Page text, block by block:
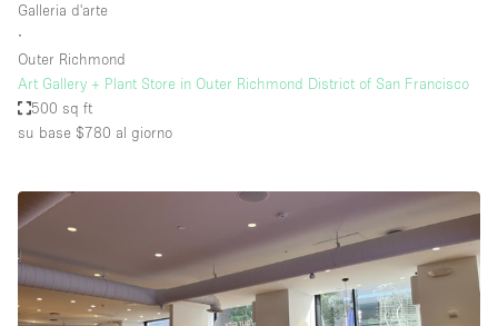
Galleria d'arte
∙
Outer Richmond
Art Gallery + Plant Store in Outer Richmond District of San Francisco
500 sq ft
su base $780 al giorno